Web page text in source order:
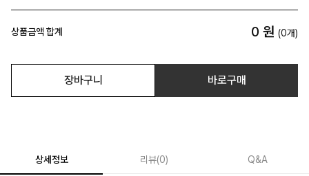
상품금액 합계 0 원 (0개)
장바구니 바로구매
상세정보 리뷰(0) Q&A